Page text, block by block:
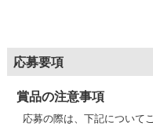
応募要項
賞品の注意事項
応募の際は、下記について